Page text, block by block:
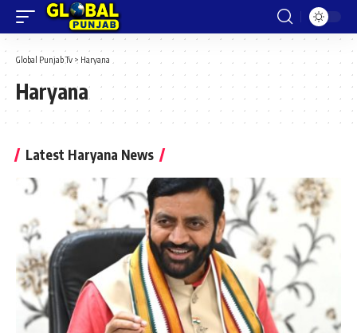
Global Punjab Tv > Haryana
Haryana
Latest Haryana News